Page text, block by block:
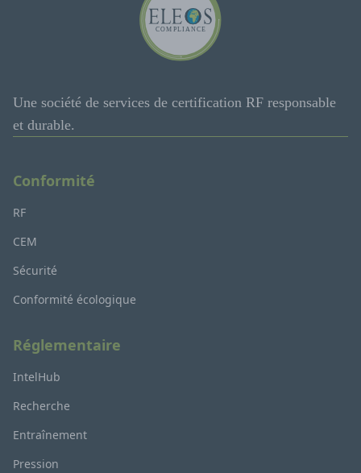
Une société de services de certification RF responsable
et durable.
Conformité
RF
CEM
Sécurité
Conformité écologique
Réglementaire
IntelHub
Recherche
Entraînement
Pression